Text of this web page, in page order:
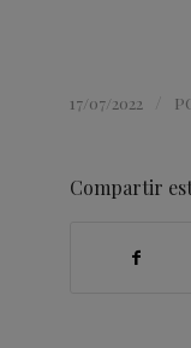
17/07/2022
Compartir